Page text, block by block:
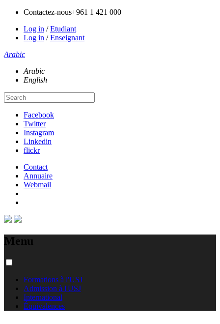
Contactez-nous+961 1 421 000
Log in /Etudiant
Log in /Enseignant
Arabic
Arabic
English
Facebook
Twitter
Instagram
Linkedin
flickr
Contact
Annuaire
Webmail
Menu
Formations à l'USJ
Admission à l'USJ
International
Équivalences